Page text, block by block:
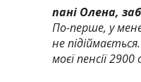
пані Олена,
По-перше, у
не
моєї пенсії